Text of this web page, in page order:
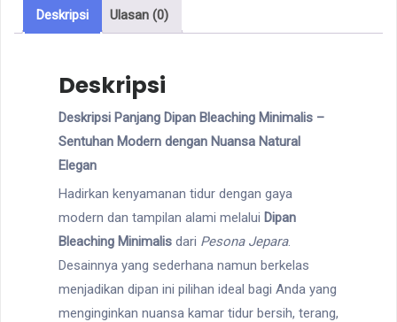
Deskripsi Ulasan (0)
Deskripsi
Deskripsi Panjang Dipan Bleaching Minimalis –
Sentuhan Modern dengan Nuansa Natural
Elegan
Hadirkan kenyamanan tidur dengan gaya
modern dan tampilan alami melalui Dipan
Bleaching Minimalis dari Pesona Jepara.
Desainnya yang sederhana namun berkelas
menjadikan dipan ini pilihan ideal bagi Anda yang
menginginkan nuansa kamar tidur bersih, terang,